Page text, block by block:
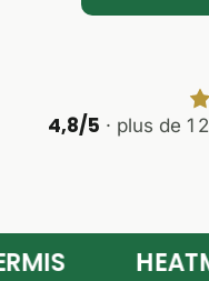
4,8/5 · plus de 1